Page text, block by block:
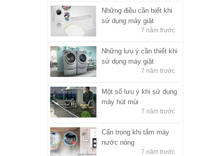
Những điều cần biết khi
sử dụng máy giặt
7 năm trước
Những lưu ý cần thiết khi
sử dụng máy giặt
7 năm trước
Một số lưu ý khi sử dụng
máy hút mùi
7 năm trước
Cẩn trọng khi tắm máy
nước nóng
7 năm trước